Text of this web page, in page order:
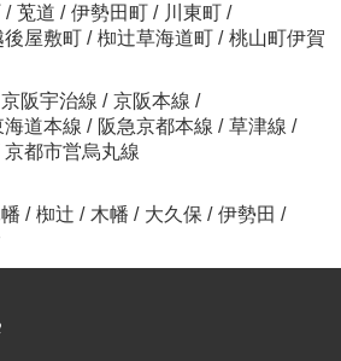
/ 莵道 / 伊勢田町 / 川東町 /
後屋敷町 / 椥辻草海道町 / 桃山町伊賀
京阪宇治線 / 京阪本線 /
海道本線 / 阪急京都本線 / 草津線 /
京都市営烏丸線
/ 椥辻 / 木幡 / 大久保 / 伊勢田 /